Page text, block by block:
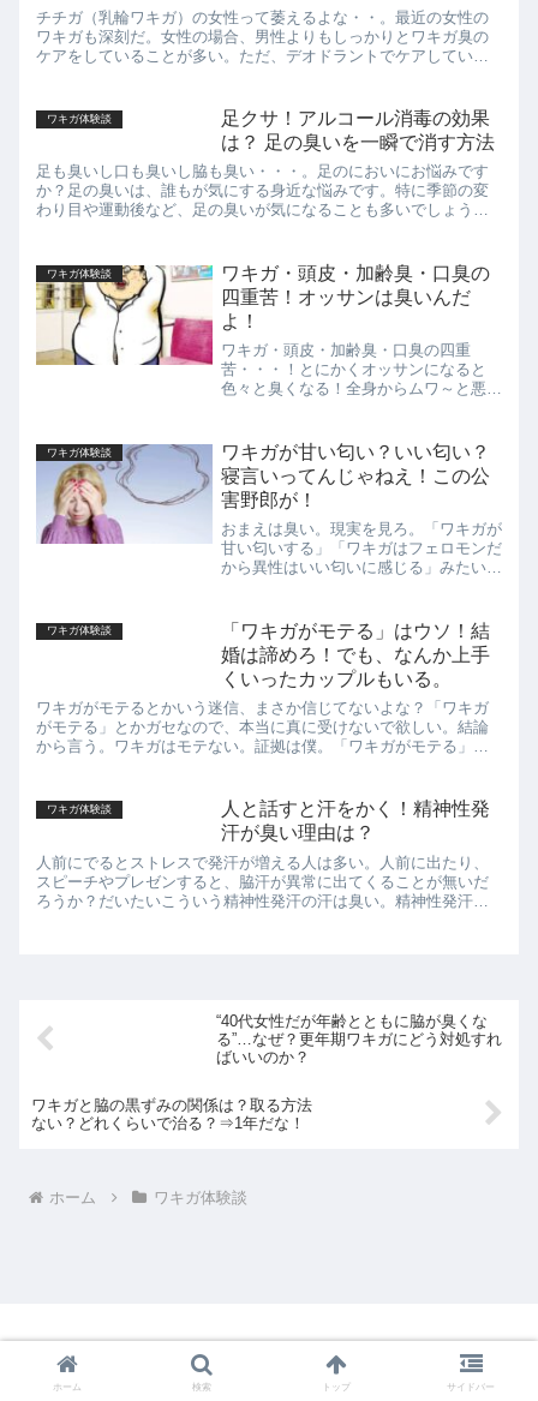
チチガ（乳輪ワキガ）の女性って萎えるよな・・。最近の女性の
ワキガも深刻だ。女性の場合、男性よりもしっかりとワキガ臭の
ケアをしていることが多い。ただ、デオドラントでケアしている
ワキガ体験談
足クサ！アルコール消毒の効果
は？ 足の臭いを一瞬で消す方法
足も臭いし口も臭いし脇も臭い・・・。足のにおいにお悩みです
か？足の臭いは、誰もが気にする身近な悩みです。特に季節の変
わり目や運動後など、足の臭いが気になることも多いでしょう。
ワキガ体験談
ワキガ・頭皮・加齢臭・口臭の
四重苦！オッサンは臭いんだ
よ！
ワキガ・頭皮・加齢臭・口臭の四重
苦・・・！とにかくオッサンになると
色々と臭くなる！全身からムワ～と悪臭
齢臭口臭意外かもしれないが、頭皮はア
ポクリン腺が少ないのでワキガに...
ワキガ体験談
ワキガが甘い匂い？いい匂い？
寝言いってんじゃねえ！この公
害野郎が！
おまえは臭い。現実を見ろ。「ワキガが
甘い匂いする」「ワキガはフェロモンだ
から異性はいい匂いに感じる」みたいな
まえは臭い。ただ臭いだけの公害だ。ワ
キガが良いニオイだっていうな...
ワキガ体験談
「ワキガがモテる」はウソ！結
婚は諦めろ！でも、なんか上手
くいったカップルもいる。
ワキガがモテるとかいう迷信、まさか信じてないよな？「ワキガ
がモテる」とかガセなので、本当に真に受けないで欲しい。結論
から言う。ワキガはモテない。証拠は僕。「ワキガがモテる」と
ワキガ体験談
人と話すと汗をかく！精神性発
汗が臭い理由は？
人前にでるとストレスで発汗が増える人は多い。人前に出たり、
スピーチやプレゼンすると、脇汗が異常に出てくることが無いだ
ろうか？だいたいこういう精神性発汗の汗は臭い。精神性発汗
“40代女性だが年齢とともに脇が臭くな
る”…なぜ？更年期ワキガにどう対処すれ
ばいいのか？
ワキガと脇の黒ずみの関係は？取る方法
ない？どれくらいで治る？⇒1年だな！
ホーム ワキガ体験談
重度ワキガ消臭対策室
ホーム 検索 トップ サイドバー